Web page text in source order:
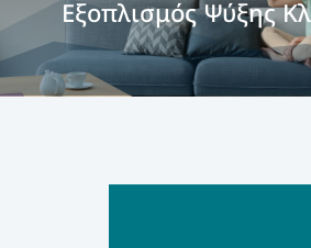
Εξοπλισμός Ψύξης